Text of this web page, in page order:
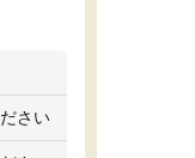
さい